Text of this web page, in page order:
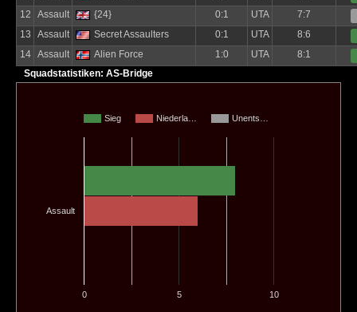
12
Assault {24} 0:1 UTA
7:7
13
Assault Secret Assaulters 0:1 UTA
8:6
14
Assault Alien Force 1:0 UTA 8:1
Squadstatistiken: AS-Bridge
Sieg Niederla… Unents…
0 5 10
Assault